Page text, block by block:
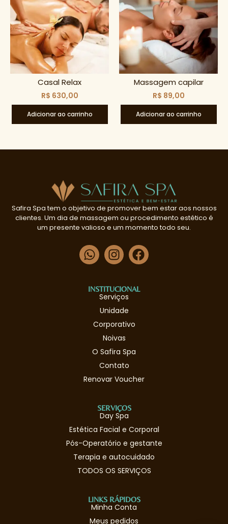
Casal Relax
R$ 630,00
Adicionar ao carrinho
Massagem capilar
R$ 89,00
Adicionar ao carrinho
Safira Spa tem o objetivo de promover bem estar aos nossos
clientes. Um dia de massagem ou procedimento estético é
um presente valioso e um momento todo seu.
INSTITUCIONAL
Serviços
Unidade
Corporativo
Noivas
O Safira Spa
Contato
Renovar Voucher
SERVIÇOS
Day Spa
Estética Facial e Corporal
Pós-Operatório e gestante
Terapia e autocuidado
TODOS OS SERVIÇOS
LINKS RÁPIDOS
Minha Conta
Meus pedidos